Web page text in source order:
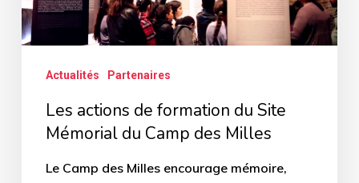
Site
Mémorial
Milles
Actualités Partenaires
Les actions de formation du Site
Mémorial du Camp des Milles
Le Camp des Milles encourage mémoire,